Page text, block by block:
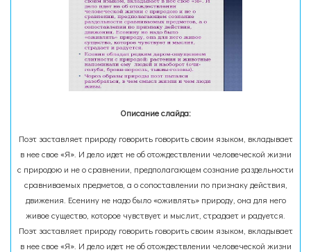
Описание слайда:
Поэт заставляет природу говорить говорить своим языком, вкладывает
в нее свое «Я». И дело идет не об отождествлении человеческой жизни
с природою и не о сравнении, предполагающем сознание раздельности
сравниваемых предметов, а о сопоставлении по признаку действия,
движения. Есенину не надо было «оживлять» природу, она для него
живое существо, которое чувствует и мыслит, страдает и радуется.
Поэт заставляет природу говорить говорить своим языком, вкладывает
в нее свое «Я». И дело идет не об отождествлении человеческой жизни